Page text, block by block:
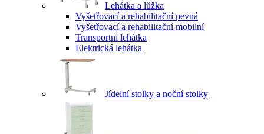
Lehátka a lůžka
Vyšetřovací a rehabilitační pevná
Vyšetřovací a rehabilitační mobilní
Transportní lehátka
Elektrická lehátka
Jídelní stolky a noční stolky